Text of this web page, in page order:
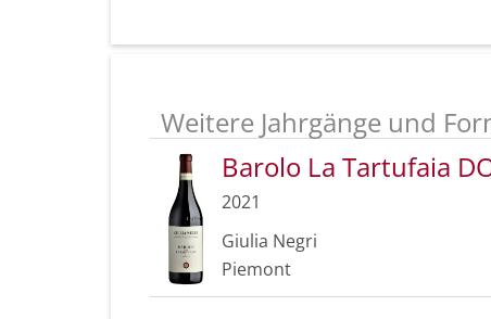
Weitere Jahrgänge und
Barolo La Tartufaia
2021
Giulia Negri
Piemont